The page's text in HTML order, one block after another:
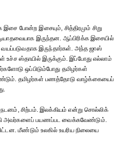
போன்ற இசையும், சித்திரமும் சிறு
இருந்தன. ஆப்பிரிக்க இசையில்
இருந்தார்கள். அந்த ஜாஸ்
ஸ்தாயில் இருக்கும். இப்போது எல்லாம்
ஒப்பிடும்போது தமிழர்கள்
தமிழர்கள் பணத்தோடு வாழ்க்கையைப்
சிற்பம். இலக்கியம் என்று சொல்லிக்
அவர்களைப் பயணப்பட வைக்கவேண்டும்.
மீண்டும் உலகில் உயரிய நிலையை